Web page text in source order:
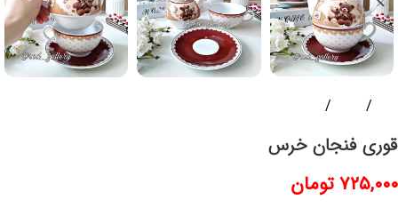
قوری فنجان خرس
۷۲۵,۰۰۰تومان